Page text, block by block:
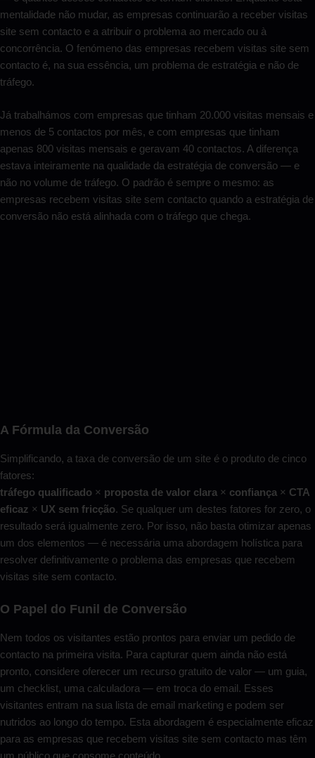
mentalidade não mudar, as empresas continuarão a receber visitas
site sem contacto e a atribuir o problema ao mercado ou à
concorrência. O fenómeno das empresas recebem visitas site sem
contacto é, na sua essência, um problema de estratégia e não de
tráfego.
Já trabalhámos com empresas que tinham 20.000 visitas mensais e
menos de 5 contactos por mês, e com empresas que tinham
apenas 800 visitas mensais e geravam 40 contactos. A diferença
estava inteiramente na qualidade da estratégia de conversão — e
não no volume de tráfego. O padrão é sempre o mesmo: as
empresas recebem visitas site sem contacto quando a estratégia de
conversão não está alinhada com o tráfego que chega.
A Fórmula da Conversão
Simplificando, a taxa de conversão de um site é o produto de cinco
fatores:
tráfego qualificado × proposta de valor clara × confiança × CTA
eficaz × UX sem fricção. Se qualquer um destes fatores for zero, o
resultado será igualmente zero. Por isso, não basta otimizar apenas
um dos elementos — é necessária uma abordagem holística para
resolver definitivamente o problema das empresas que recebem
visitas site sem contacto.
O Papel do Funil de Conversão
Nem todos os visitantes estão prontos para enviar um pedido de
contacto na primeira visita. Para capturar quem ainda não está
pronto, considere oferecer um recurso gratuito de valor — um guia,
um checklist, uma calculadora — em troca do email. Esses
visitantes entram na sua lista de email marketing e podem ser
nutridos ao longo do tempo. Esta abordagem é especialmente eficaz
para as empresas que recebem visitas site sem contacto mas têm
um público que consome conteúdo.